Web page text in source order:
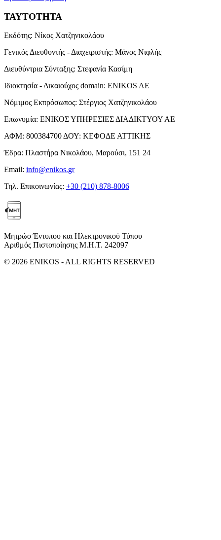
ΤΑΥΤΟΤΗΤΑ
Εκδότης: Νίκος Χατζηνικολάου
Γενικός Διευθυντής - Διαχειριστής: Μάνος Νιφλής
Διευθύντρια Σύνταξης: Στεφανία Κασίμη
Ιδιοκτησία - Δικαιούχος domain: ENIKOS AE
Νόμιμος Εκπρόσωπος: Στέργιος Χατζηνικολάου
Επωνυμία: ΕΝΙΚΟΣ ΥΠΗΡΕΣΙΕΣ ΔΙΑΔΙΚΤΥΟΥ ΑΕ
ΑΦΜ: 800384700 ΔΟΥ: ΚΕΦΟΔΕ ΑΤΤΙΚΗΣ
Έδρα: Πλαστήρα Νικολάου, Μαρούσι, 151 24
Email: info@enikos.gr
Τηλ. Επικοινωνίας: +30 (210) 878-8006
Μητρώο Έντυπου και Ηλεκτρονικού Τύπου
Αριθμός Πιστοποίησης Μ.Η.Τ. 242097
© 2026 ENIKOS - ALL RIGHTS RESERVED